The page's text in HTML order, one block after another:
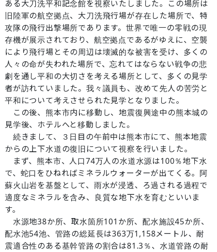
ある大刀洗平和記念館を視察いたしました。この場所は
旧陸軍の航空拠点、大刀洗飛行場が存在した場所で、特
攻隊の飛行出撃場所であります。世界で唯一の零戦の現
存機が展示されており、航空拠点であるがゆえに、空襲
により飛行場とその周辺は壊滅的な被害を受け、多くの
人々の命が失われた場所で、忘れてはならない戦争の悲
劇を通し平和の大切さを考える場所として、多くの見学
者が訪れていました。我々議員も、改めて先人の苦労と
平和について考えさせられた見学となりました。
この後、熊本市内に移動し、地震復興途中の熊本城の
見学後、ホテルへと移動しました。
続きまして、３日目の午前中は熊本市にて、熊本地震
からの上下水道の復旧について視察を行いました。
まず、熊本市、人口74万人の水道水源は100％地下水
で、蛇口をひねればミネラルウォーターが出てくる。阿
蘇火山岩を基盤として、雨水が浸透、ろ過される過程で
適度なミネラルを含み、良質な地下水を育むといいま
す。
水源地38か所、取水箇所101か所、配水施設45か所、
配水池54池、管路の総延長は363万1,158メートル、耐
震適合性のある基幹管路の割合は81.3％、水道管路の耐